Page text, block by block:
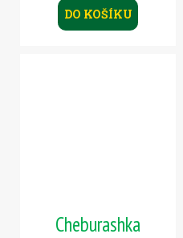
DO KOŠÍKU
Cheburashka